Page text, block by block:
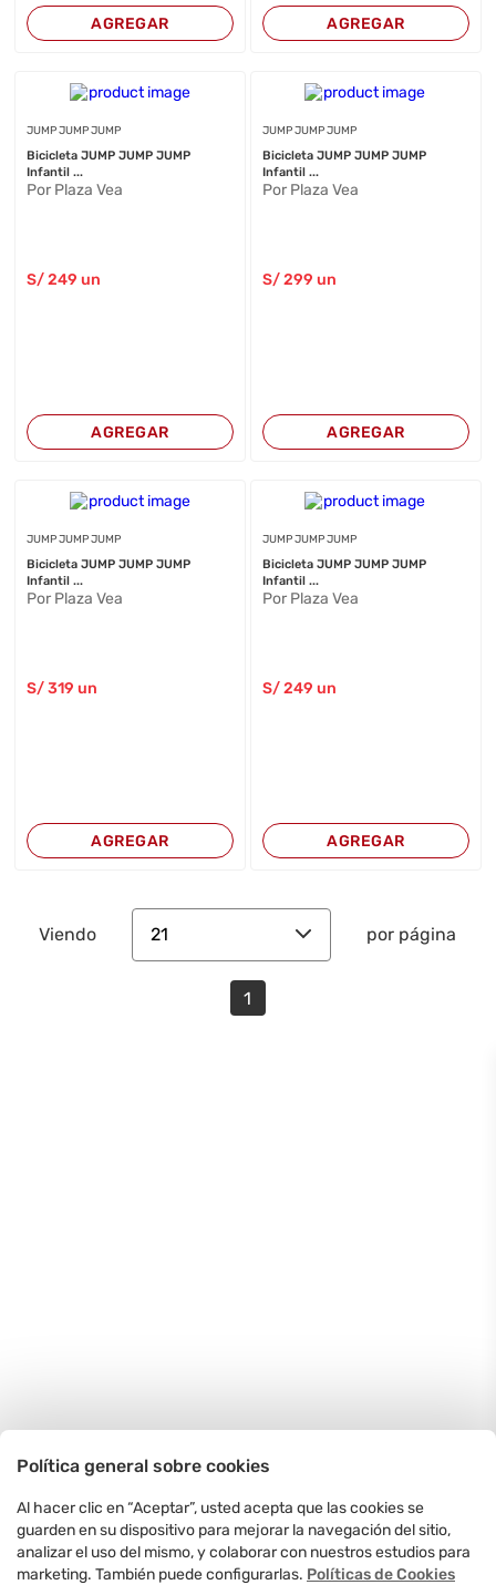
AGREGAR AGREGAR
JUMP JUMP JUMP
Bicicleta JUMP JUMP JUMP
Infantil ...
Por Plaza Vea
S/249 un
AGREGAR
JUMP JUMP JUMP
Bicicleta JUMP JUMP JUMP
Infantil ...
Por Plaza Vea
S/299 un
AGREGAR
JUMP JUMP JUMP
Bicicleta JUMP JUMP JUMP
Infantil ...
Por Plaza Vea
S/319 un
AGREGAR
JUMP JUMP JUMP
Bicicleta JUMP JUMP JUMP
Infantil ...
Por Plaza Vea
S/249 un
AGREGAR
Viendo 21 por página
1
Política general sobre cookies
Al hacer clic en “Aceptar”, usted acepta que las cookies se
guarden en su dispositivo para mejorar la navegación del sitio,
analizar el uso del mismo, y colaborar con nuestros estudios para
marketing. También puede configurarlas. Políticas de Cookies